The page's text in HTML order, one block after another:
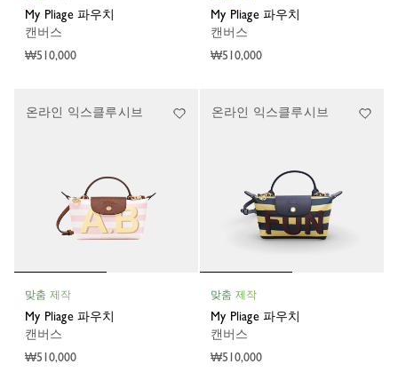
My Pliage 파우치
캔버스
₩510,000
My Pliage 파우치
캔버스
₩510,000
맞춤 제작
My Pliage 파우치
캔버스
₩510,000
온라인 익스클루시브
맞춤 제작
My Pliage 파우치
캔버스
₩510,000
온라인 익스클루시브